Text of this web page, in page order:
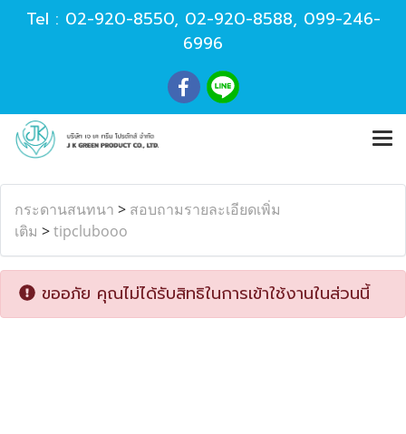
Tel : 02-920-8550, 02-920-8588, 099-246-
6996
กระดานสนทนา > สอบถามรายละเอียดเพิ่ม
เติม >tipclubooo
ขออภัย คุณไม่ได้รับสิทธิในการเข้าใช้งานในส่วนนี้